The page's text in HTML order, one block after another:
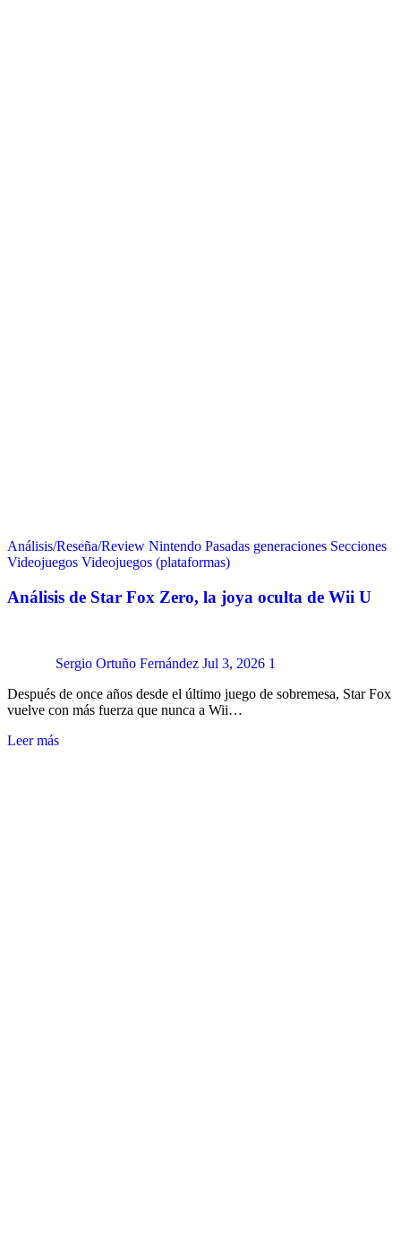
Análisis/Reseña/Review Nintendo Pasadas generaciones Secciones
Videojuegos Videojuegos (plataformas)
Análisis de Star Fox Zero, la joya oculta de Wii U
Sergio Ortuño Fernández Jul 3, 2026 1
Después de once años desde el último juego de sobremesa, Star Fox
vuelve con más fuerza que nunca a Wii…
Leer más